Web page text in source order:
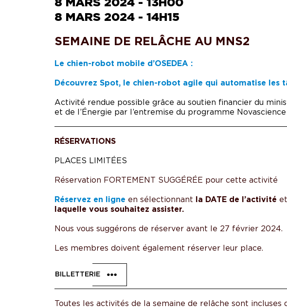
8 MARS 2024 - 13H00
8 MARS 2024 - 14H15
SEMAINE DE RELÂCHE AU MNS2
Le chien-robot mobile d’OSEDEA :
Découvrez Spot, le chien-robot agile qui automatise les
Activité rendue possible grâce au soutien financier du
et de l’Énergie par l’entremise du programme Novascience
RÉSERVATIONS
PLACES LIMITÉES
Réservation FORTEMENT SUGGÉRÉE pour cette activité
Réservez en ligne en sélectionnant la DATE de l’activité et
laquelle vous souhaitez assister.
Nous vous suggérons de réserver avant le 27 février 2024.
Les membres doivent également réserver leur place.
BILLETTERIE
Toutes les activités de la semaine de relâche sont incluses